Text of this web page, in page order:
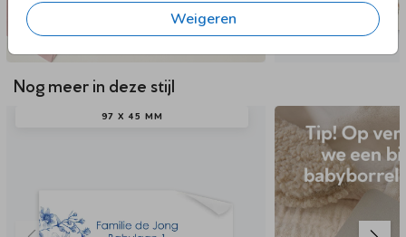
Weigeren
Nog meer in deze stijl
97 X 45 MM